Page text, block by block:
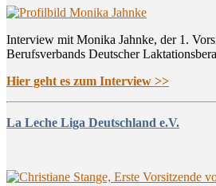
Interview mit Monika Jahnke, der 1.
Berufsverbands Deutscher
Hier geht es zum Interview >>
La Leche Liga Deutschland e.V.